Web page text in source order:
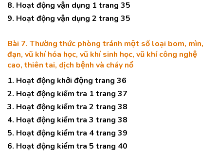
8. Hoạt động vận dụng 1 trang 35
9. Hoạt động vận dụng 2 trang 35
Bài 7. Thường thức phòng tránh một số loại bom, mìn,
đạn, vũ khí hóa học, vũ khí sinh học, vũ khí công nghệ
cao, thiên tai, dịch bệnh và cháy nổ
1. Hoạt động khởi động trang 36
2. Hoạt động kiểm tra 1 trang 37
3. Hoạt động kiểm tra 2 trang 38
4. Hoạt động kiểm tra 3 trang 38
5. Hoạt động kiểm tra 4 trang 39
6. Hoạt động kiểm tra 5 trang 40